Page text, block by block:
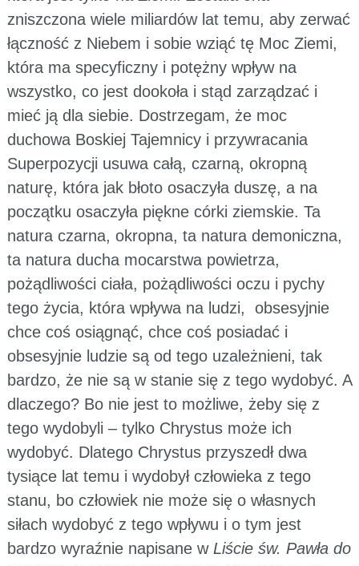
zniszczona wiele miliardów lat temu, aby zerwać
łączność z Niebem i sobie wziąć tę Moc Ziemi,
która ma specyficzny i potężny wpływ na
wszystko, co jest dookoła i stąd zarządzać i
mieć ją dla siebie. Dostrzegam, że moc
duchowa Boskiej Tajemnicy i przywracania
Superpozycji usuwa całą, czarną, okropną
naturę, która jak błoto osaczyła duszę, a na
początku osaczyła piękne córki ziemskie. Ta
natura czarna, okropna, ta natura demoniczna,
ta natura ducha mocarstwa powietrza,
pożądliwości ciała, pożądliwości oczu i pychy
tego życia, która wpływa na ludzi, obsesyjnie
chce coś osiągnąć, chce coś posiadać i
obsesyjnie ludzie są od tego uzależnieni, tak
bardzo, że nie są w stanie się z tego wydobyć. A
dlaczego? Bo nie jest to możliwe, żeby się z
tego wydobyli – tylko Chrystus może ich
wydobyć. Dlatego Chrystus przyszedł dwa
tysiące lat temu i wydobył człowieka z tego
stanu, bo człowiek nie może się o własnych
siłach wydobyć z tego wpływu i o tym jest
bardzo wyraźnie napisane w Liście św. Pawła do